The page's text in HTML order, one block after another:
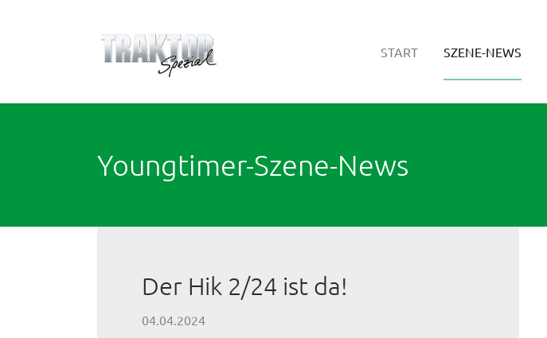
START SZENE-NEWS
Youngtimer-Szene-News
Der Hik 2/24 ist da!
04.04.2024